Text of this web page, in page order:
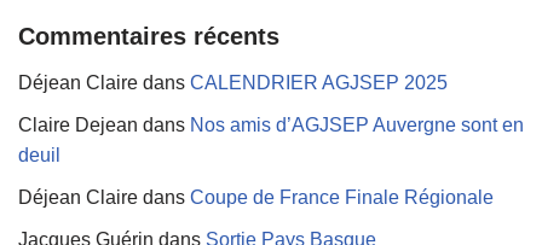
Commentaires récents
Déjean Claire dans CALENDRIER AGJSEP 2025
Claire Dejean dans Nos amis d’AGJSEP Auvergne sont en
deuil
Déjean Claire dans Coupe de France Finale Régionale
Jacques Guérin dans Sortie Pays Basque